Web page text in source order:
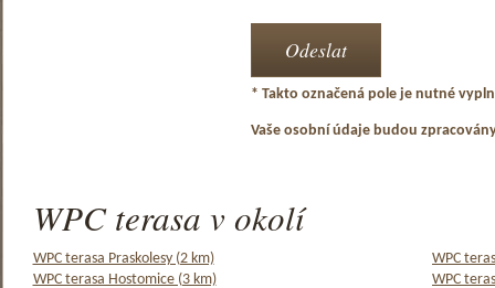
* Takto označená pole je nutné
Vaše osobní údaje budou
WPC terasa v okolí
WPC terasa Praskolesy (2 km)
WPC
WPC terasa Hostomice (3 km)
WPC